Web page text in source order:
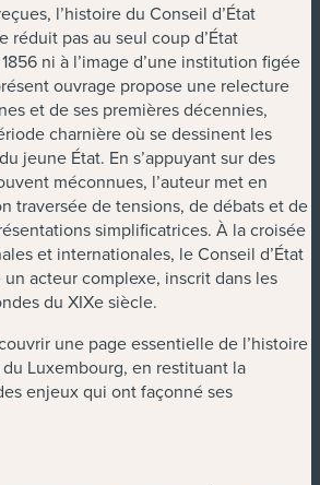
l’histoire du Conseil d’État
réduit pas au seul coup d’État
ni à l’image d’une institution figée
ouvrage propose une relecture
et de ses premières décennies,
charnière où se dessinent les
jeune État. En s’appuyant sur des
méconnues, l’auteur met en
traversée de tensions, de débats et de
simplificatrices. À la croisée
et internationales, le Conseil d’État
acteur complexe, inscrit dans les
du XIXe siècle.
une page essentielle de l’histoire
Luxembourg, en restituant la
enjeux qui ont façonné ses